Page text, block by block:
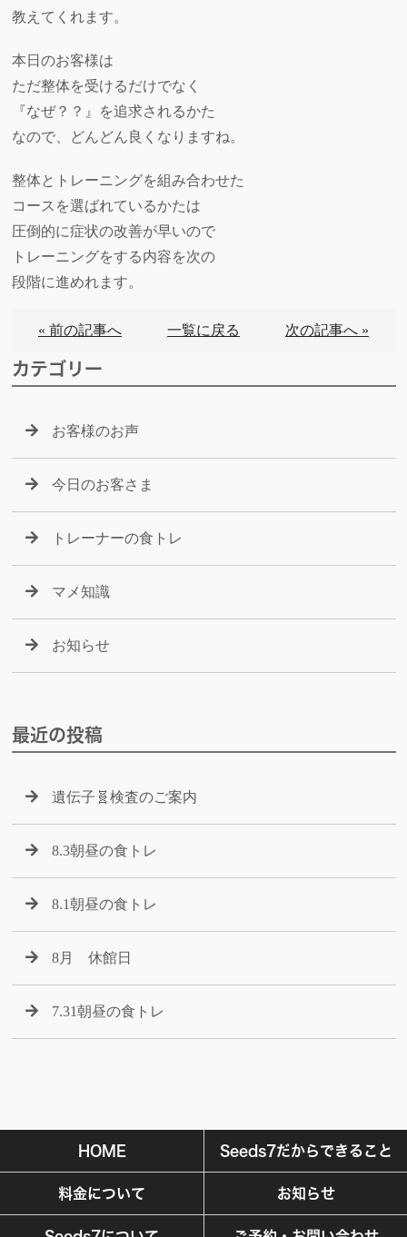
教えてくれます。
本日のお客様は
ただ整体を受けるだけでなく
『なぜ？？』を追求されるかた
なので、どんどん良くなりますね。
整体とトレーニングを組み合わせた
コースを選ばれているかたは
圧倒的に症状の改善が早いので
トレーニングをする内容を次の
段階に進めれます。
« 前の記事へ 一覧に戻る 次の記事へ »
カテゴリー
お客様のお声
今日のお客さま
トレーナーの食トレ
マメ知識
お知らせ
最近の投稿
遺伝子🧬検査のご案内
8.3朝昼の食トレ
8.1朝昼の食トレ
8月 休館日
7.31朝昼の食トレ
HOME Seeds7だからできること
料金について お知らせ